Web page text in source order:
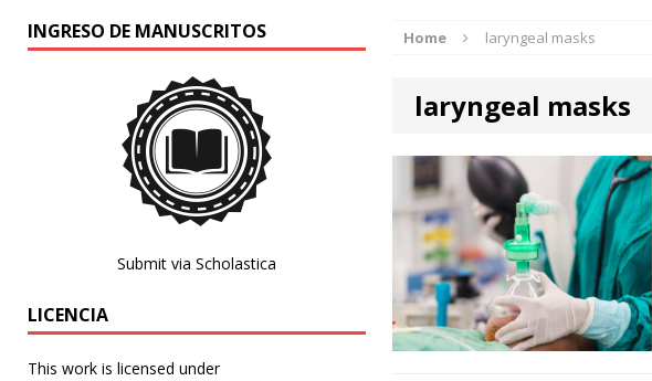
Home laryngeal masks
laryngeal masks
INGRESO DE MANUSCRITOS
Submit via Scholastica
LICENCIA
This work is licensed under